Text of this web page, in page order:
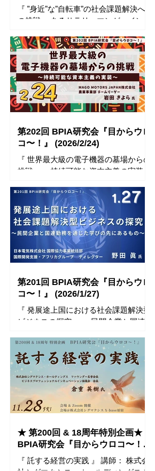
然＝長い時間をかけて蓄積された結晶
性知能」と捉え直す視座を得ました。
化に対応する施策設計」と「蓄積され
たオペレーションの最適化」をどう両
立させるか、という問いにも接続でき
ると感じています。 単なる人間観に留
まらず、異なる性質の“知能”を前提
に、意図的に共生構造を設計する重要
性を理解できたことが最大の価値で
す。 ⚫︎ 「一見価値が低い・理解されに
くいものでも、視点と構造次第で事業
に転換できる」という点が最も大きな
気づきでした。 特に、「苔」というニ
『 ”身近”な”自転車”の社会課題解決へ
の挑戦 ～あるサラリーマンが、イント
NCD株式会社 管理本部 経営企画部
鎌田 一太 氏 ◾️ 開催レポート ◾️ 参加者
のコメント ⚫︎ 最も印象的だったのは、
「ミクロとマクロのどちらが重要かで
はなく、その接続点を体験することが
本質である」という考え方です。 これ
まで人材育成においては、専門性（ミ
クロ）や全社視点（マクロ）をそれぞ
れ高めることに意識が向きがちでした
が、両者を“つなぐ体験”こそが人の視
座を変えるという点は非常に示唆的で
した。 また、「自分の仕事が社会にど
に、人の行動は変わる」という点も大
きな気づきでした。単なるスキル付与
ではなく、価値提供の実感を伴う経験
設計の重要性を改めて認識しました。
⚫︎ 当社でも「マーケットイン」の重要
性を掲げていますが、今回の話で改め
て “実体験を起点とした価値づくり” に
大きな意味があると感じました。 一方
で、最近は“時間で働く”ことを求める
若手や、キラキラしたアントレ像だけ
を見て下積みを
第202回 BPIA研究会『目からウロ
コ〜！』 (2026/2/24)
『 世界最大級の電子機器の墓場からの
挑戦 ～持続可能な資本主義の実装～
式会社 農業事業部 チームリーダー 岩
田 きよら 氏 ◾️ 開催レポート ◾️ 参加者
のコメント ⚫︎ 「無価値に見えるもので
も、“ストーリー”を加えることで高付
加価値に転換できる」という視点で
す。 特に印象的だったのは、「ゴミそ
のものを減らすことよりもゴミを“語れ
る価値”に変え、その利益を再投資する
循環を作る」という発想です。 また、
社会課題は「寄付」ではなく、「経済
を回す構造」に乗せて初めて持続可能
になる、という点も大きな気づきでし
は、「善意」ではなく「仕組み」で解
決する思想だと理解しました。 ⚫︎ 「複
雑な課題に対しては、整然とした一貫
性よりも、“軸を中心に回転させるスピ
ード”が価値を生む」という気づきで
す。 私はこれまで「軸から外れないこ
と」を重視してきました。しかしガー
ナのような正解のない巨大な問題に対
しては、単線的なアプローチでは限界
がある。一本の線で貫くのではなく、
軸を中心に置
第201回 BPIA研究会『目からウロ
コ〜！』 (2026/1/27)
『 発展途上国における社会課題解決型
ビジネスの探究 〜民間企業と国連
講師： 日本電気株式会社 国際協力事
業統括部 国際開発支援・アフリカグル
ープ ディレクター 野田 眞 氏 ◾️ 開催
レポート ◾️ 参加者のコメント ⚫︎ 「あな
たはこの組織に何の貢献ができるの
か」「Yes, I can do it!」 この２つのフ
レーズがとても印象的でした。日本の
組織にいるとむしろ「何を私に教えて
くれるのか」「どんな技術を身につけ
させてくれるのか」とエサを待つ雛鳥
のような人がいたり、自分自身を振り
★ 第200回 & 18周年特別企画★
BPIA研究会『目からウロコ〜！』
(2025/11/28)
『 託する経営の実践 』 講師： 株式会